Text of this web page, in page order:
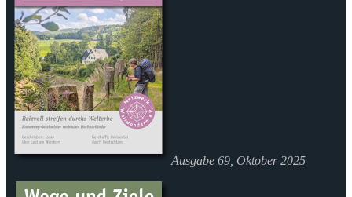
Ausgabe 69, Oktober 2025